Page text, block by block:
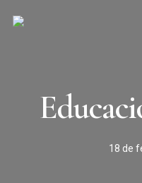
18 de